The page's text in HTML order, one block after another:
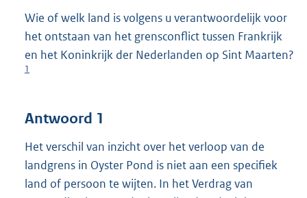
Wie of welk land is volgens u verantwoordelijk voor
het ontstaan van het grensconflict tussen Frankrijk
en het Koninkrijk der Nederlanden op Sint Maarten?
1
Antwoord 1
Het verschil van inzicht over het verloop van de
landgrens in Oyster Pond is niet aan een specifiek
land of persoon te wijten. In het Verdrag van